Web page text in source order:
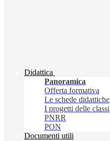
Didattica
Panoramica
Offerta formativa
Le schede didattiche
I progetti delle classi
PNRR
PON
Documenti utili